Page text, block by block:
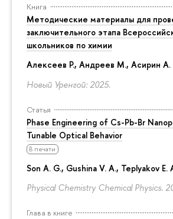
Книга
Методические материалы для
заключительного этапа
школьников по химии
Алексеев Р., Андреев М., Асирин А.
Новый Уренгой: 2025.
Статья
Phase Engineering of Cs-Pb-Br
Tunable Optical Behavior
В печати
Son A. G., Gushina V. A., Teplyakov E.
Physical Chemistry Chemical Physics.
Глава в книге